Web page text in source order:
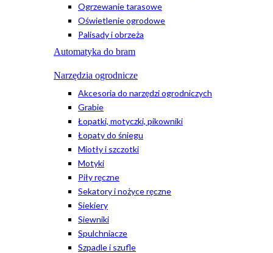
Ogrzewanie tarasowe
Oświetlenie ogrodowe
Palisady i obrzeża
Automatyka do bram
Narzędzia ogrodnicze
Akcesoria do narzędzi ogrodniczych
Grabie
Łopatki, motyczki, pikowniki
Łopaty do śniegu
Miotły i szczotki
Motyki
Piły ręczne
Sekatory i nożyce ręczne
Siekiery
Siewniki
Spulchniacze
Szpadle i szufle